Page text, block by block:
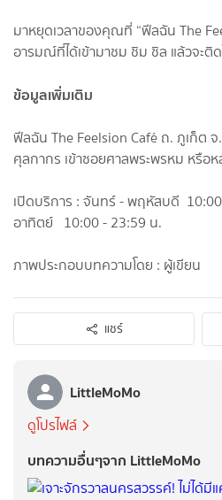
มาหยุดเวลาของคุณที่ “ฟีลฉัน The
อารมณ์ที่ได้เข้ามาชม ชิม ชิล แล้วจะติด
ข้อมูลเพิ่มเติม
ฟีลฉัน The Feelsion Café ถ. ภูเก็ต
ศุลกากร เข้าซอยศาลพระพรหม หรือ
เปิดบริการ : จันทร์ - พฤหัสบดี
อาทิตย์ 10:00 - 23:59 น.
ภาพประกอบบทความโดย : ผู้เขียน
แชร์
LittleMoMo
ดูโปรไฟล์
บทความอื่นๆจาก LittleMoMo